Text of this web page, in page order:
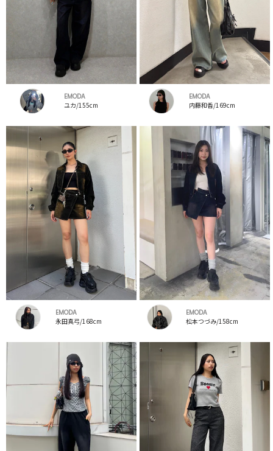
EMODA
ユカ/155cm
EMODA
内藤和香/169cm
EMODA
永田真弓/168cm
EMODA
松本つづみ/158cm